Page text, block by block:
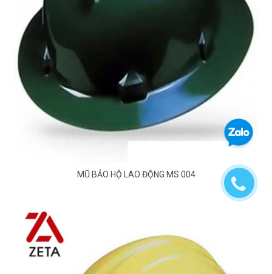
MŨ BẢO HỘ LAO ĐỘNG MS 004